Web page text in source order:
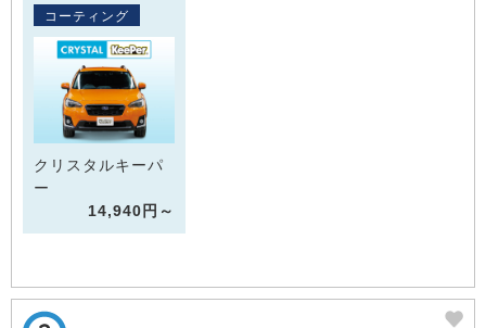
コーティング
クリスタルキーパ
ー
14,940円～